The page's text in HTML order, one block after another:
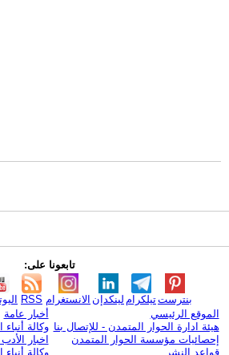
تابعونا على:
RSS الانستغرام لينكدإن تيلكرامبنترست
الموقع الرئيسي
هيئة ادارة الحوار المتمدن - للإتصال بنا
إحصائيات مؤسسة الحوار المتمدن
قواعد النشر
أخبار عامة
وكالة أنباء
اخبار
وكالة أنباء